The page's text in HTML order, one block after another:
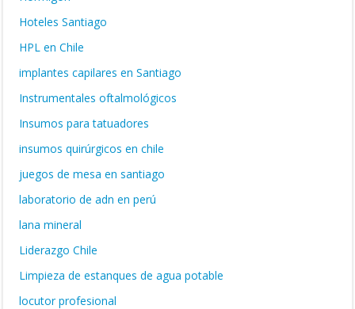
Hoteles Santiago
HPL en Chile
implantes capilares en Santiago
Instrumentales oftalmológicos
Insumos para tatuadores
insumos quirúrgicos en chile
juegos de mesa en santiago
laboratorio de adn en perú
lana mineral
Liderazgo Chile
Limpieza de estanques de agua potable
locutor profesional